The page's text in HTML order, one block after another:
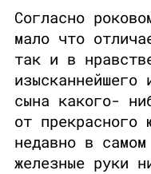
Согласно
мало что
так и в
изысканнейшего
сына какого-
от прекрасного
недавно в
железные руки